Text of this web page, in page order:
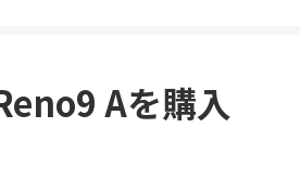
Aを購入